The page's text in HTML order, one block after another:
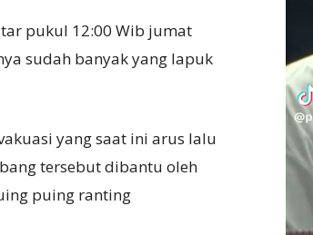
pukul 12:00 Wib jumat
sudah banyak yang lapuk
yang saat ini arus lalu
tersebut dibantu oleh
puing ranting